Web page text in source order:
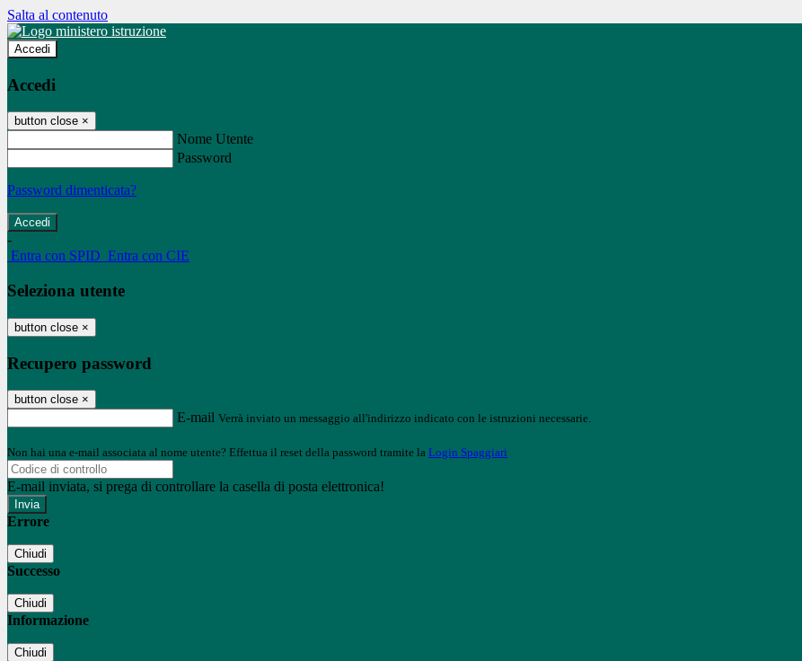
Salta al contenuto
Accedi
Accedi
button close ×
Nome Utente
Password
Password dimenticata?
-
Entra con SPID Entra con CIE
Seleziona utente
button close ×
Recupero password
button close ×
E-mail Verrà inviato un messaggio all'indirizzo indicato con le istruzioni necessarie.
Non hai una e-mail associata al nome utente? Effettua il reset della password tramite la Login Spaggiari
E-mail inviata, si prega di controllare la casella di posta elettronica!
Errore
Chiudi
Successo
Chiudi
Informazione
Chiudi